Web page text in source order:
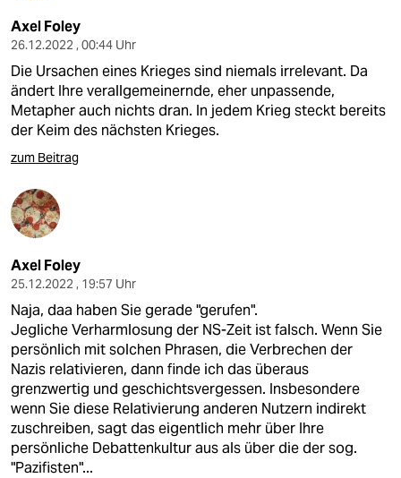
Axel Foley
26.12.2022 , 00:44 Uhr
Die Ursachen eines Krieges sind niemals irrelevant. Da
ändert Ihre verallgemeinernde, eher unpassende,
Metapher auch nichts dran. In jedem Krieg steckt bereits
der Keim des nächsten Krieges.
zum Beitrag
Axel Foley
25.12.2022 , 19:57 Uhr
Naja, daa haben Sie gerade "gerufen".
Jegliche Verharmlosung der NS-Zeit ist falsch. Wenn Sie
persönlich mit solchen Phrasen, die Verbrechen der
Nazis relativieren, dann finde ich das überaus
grenzwertig und geschichtsvergessen. Insbesondere
wenn Sie diese Relativierung anderen Nutzern indirekt
zuschreiben, sagt das eigentlich mehr über Ihre
persönliche Debattenkultur aus als über die der sog.
"Pazifisten"...